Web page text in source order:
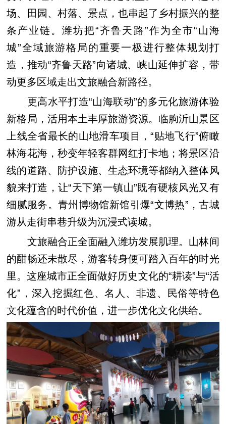
场、田园、村落、景点，也串起了乡村振兴的整
条产业链。潍坊把“齐鲁天路”作为全市“山海
城”全域旅游格局的重要一极进行整体规划打
造，推动“齐鲁天路”向诸城、峡山延伸扩容，带
动更多区域走出文旅融合新路径。
更高水平打造“山海联动”的多元化旅游体验
新格局，活用本土丰厚旅游资源。临朐沂山景区
上线全省最长的山地滑车项目，“贴地飞行”俯瞰
林海花海，秒变年轻客群网红打卡地；将景区沿
线的道路、防护设施、生态环境等都纳入整体风
貌来打造，让“天下第一镇山”既有硬核风光又有
细腻服务。青州博物馆新馆引爆“文博热”，古城
游从走街串巷升级为沉浸式读城。
文旅融合正全面融入潍坊发展肌理。山林间
的酣畅还未散尽，游客转身便可踏入百年的时光
里。这座城市正全面做好历史文化的“耕读”与“活
化”，深入挖掘红色、名人、非遗、民俗等特色
文化蕴含的时代价值，进一步优化文化供给。